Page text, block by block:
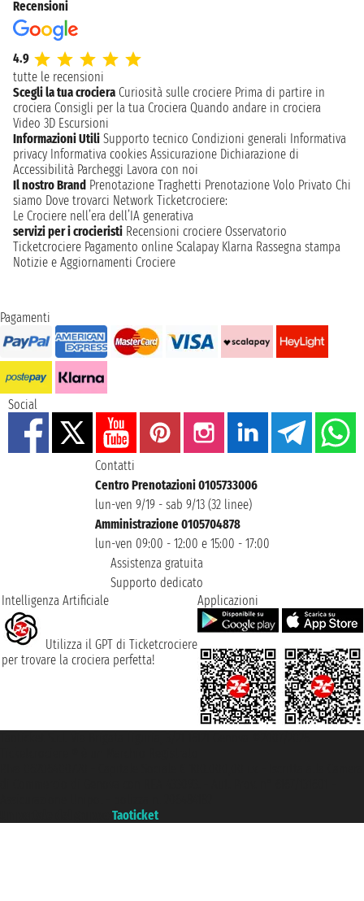
Recensioni
4.9
tutte le recensioni
Scegli la tua crociera Curiosità sulle crociere Prima di partire in
crociera Consigli per la tua Crociera Quando andare in crociera
Video 3D Escursioni
Informazioni Utili Supporto tecnico Condizioni generali Informativa
privacy Informativa cookies Assicurazione Dichiarazione di
Accessibilità Parcheggi Lavora con noi
Il nostro Brand Prenotazione Traghetti Prenotazione Volo Privato Chi
siamo Dove trovarci Network Ticketcrociere:
Le Crociere nell’era dell’IA generativa
servizi per i crocieristi Recensioni crociere Osservatorio
Ticketcrociere Pagamento online Scalapay Klarna Rassegna stampa
Notizie e Aggiornamenti Crociere
Pagamenti
Social
Contatti
Centro Prenotazioni 0105733006
lun-ven 9/19 - sab 9/13 (32 linee)
Amministrazione 0105704878
lun-ven 09:00 - 12:00 e 15:00 - 17:00
Assistenza gratuita
Supporto dedicato
Intelligenza Artificiale
Utilizza il GPT di Ticketcrociere
per trovare la crociera perfetta!
Applicazioni
Taoticket